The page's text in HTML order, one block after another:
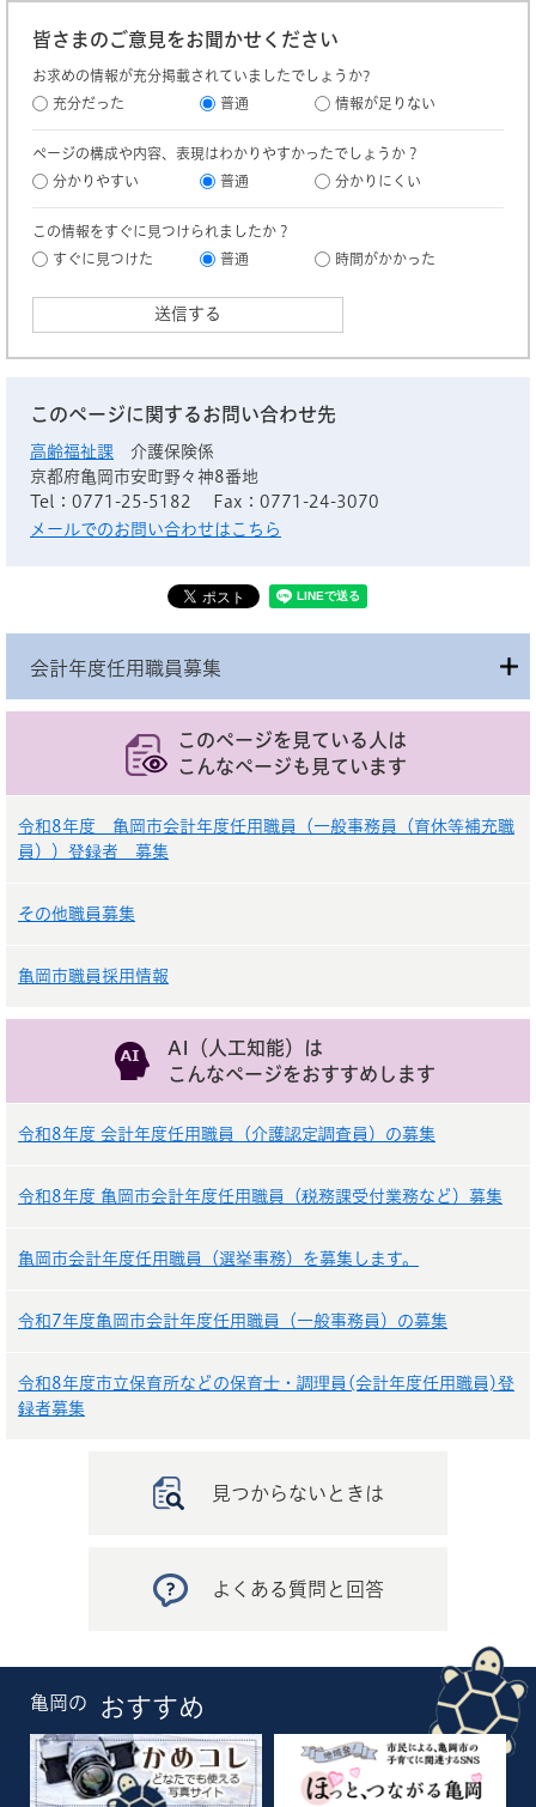
皆さまのご意見をお聞かせください
お求めの情報が充分掲載されていましたでしょうか?
充分だった
普通 情報が足りない
ページの構成や内容、表現はわかりやすかったでしょうか？
分かりやすい
普通 分かりにくい
この情報をすぐに見つけられましたか？
すぐに見つけた
普通 時間がかかった
このページに関するお問い合わせ先
高齢福祉課
介護保険係
京都府亀岡市安町野々神8番地
Tel：0771-25-5182
Fax：0771-24-3070
メールでのお問い合わせはこちら
会計年度任用職員募集
このページを見ている人は
こんなページも見ています
令和8年度 亀岡市会計年度任用職員（一般事務員（育休等補充職
員））登録者 募集
その他職員募集
亀岡市職員採用情報
AI（人工知能）は
こんなページをおすすめします
令和8年度 会計年度任用職員（介護認定調査員）の募集
令和8年度 亀岡市会計年度任用職員（税務課受付業務など）募集
亀岡市会計年度任用職員（選挙事務）を募集します。
令和7年度亀岡市会計年度任用職員（一般事務員）の募集
令和8年度市立保育所などの保育士・調理員(会計年度任用職員)登
録者募集
見つからないときは
よくある質問と回答
亀岡の おすすめ